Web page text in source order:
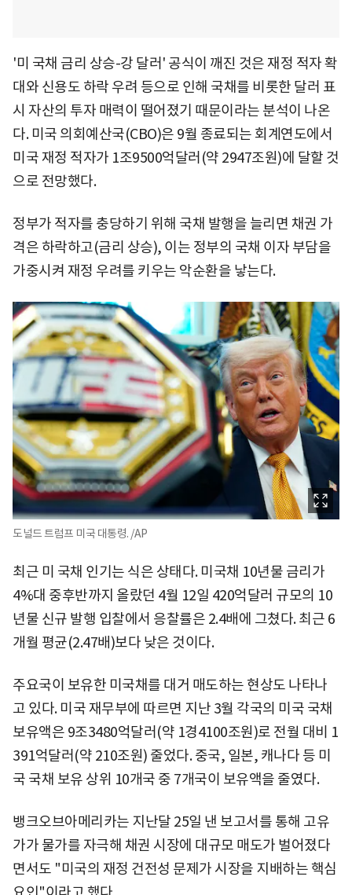
'미 국채 금리 상승-강 달러' 공식이 깨진 것은 재정 적자 확
대와 신용도 하락 우려 등으로 인해 국채를 비롯한 달러 표
시 자산의 투자 매력이 떨어졌기 때문이라는 분석이 나온
다. 미국 의회예산국(CBO)은 9월 종료되는 회계연도에서
미국 재정 적자가 1조9500억달러(약 2947조원)에 달할 것
으로 전망했다.
정부가 적자를 충당하기 위해 국채 발행을 늘리면 채권 가
격은 하락하고(금리 상승), 이는 정부의 국채 이자 부담을
가중시켜 재정 우려를 키우는 악순환을 낳는다.
도널드 트럼프 미국 대통령. /AP
최근 미 국채 인기는 식은 상태다. 미국채 10년물 금리가
4%대 중후반까지 올랐던 4월 12일 420억달러 규모의 10
년물 신규 발행 입찰에서 응찰률은 2.4배에 그쳤다. 최근 6
개월 평균(2.47배)보다 낮은 것이다.
주요국이 보유한 미국채를 대거 매도하는 현상도 나타나
고 있다. 미국 재무부에 따르면 지난 3월 각국의 미국 국채
보유액은 9조3480억달러(약 1경4100조원)로 전월 대비 1
391억달러(약 210조원) 줄었다. 중국, 일본, 캐나다 등 미
국 국채 보유 상위 10개국 중 7개국이 보유액을 줄였다.
뱅크오브아메리카는 지난달 25일 낸 보고서를 통해 고유
가가 물가를 자극해 채권 시장에 대규모 매도가 벌어졌다
면서도 "미국의 재정 건전성 문제가 시장을 지배하는 핵심